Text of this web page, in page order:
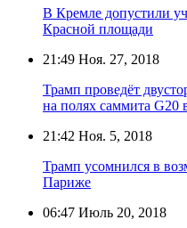
В Кремле допустили
Красной площади
21:49 Ноя. 27, 2018
Трамп проведёт
на полях саммита G20
21:42 Ноя. 5, 2018
Трамп усомнился в
Париже
06:47 Июль 20, 2018